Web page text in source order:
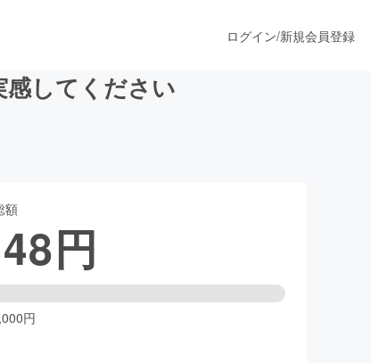
ファッション
ログイン/新規会員登録
してください
額
円
円